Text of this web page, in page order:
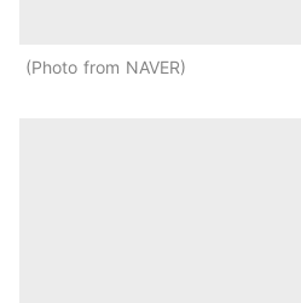
Photo from NAVER